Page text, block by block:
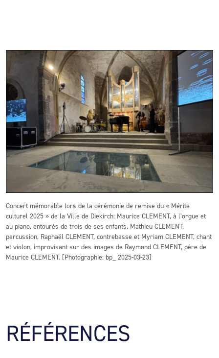
Concert mémorable lors de la cérémonie de remise du « Mérite
culturel 2025 » de la Ville de Diekirch: Maurice CLEMENT, à l’orgue et
au piano, entourés de trois de ses enfants, Mathieu CLEMENT,
percussion, Raphaël CLEMENT, contrebasse et Myriam CLEMENT, chant
et violon, improvisant sur des images de Raymond CLEMENT, père de
Maurice CLEMENT. [Photographie: bp_ 2025-03-23]
RÉFÉRENCES